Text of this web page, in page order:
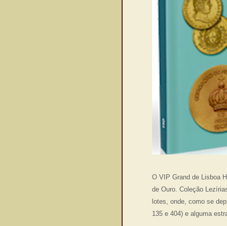
O VIP Grand de Lisboa
de Ouro. Coleção
lotes, onde, como se
135 e 404) e alguma